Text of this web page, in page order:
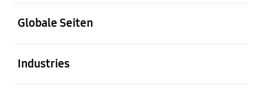
Globale Seiten
Industries